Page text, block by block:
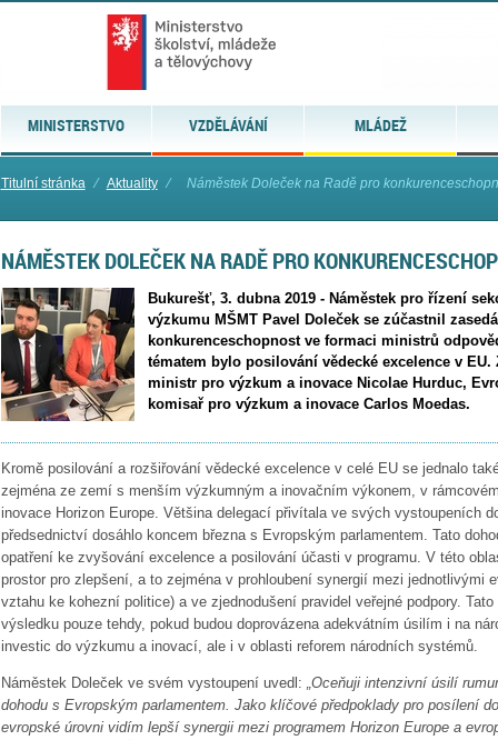
MINISTERSTVO VZDĚLÁVÁNÍ MLÁDEŽ
Titulní stránka ⁄ Aktuality ⁄ Náměstek Doleček na Radě pro
NÁMĚSTEK DOLEČEK NA RADĚ PRO
Bukurešť, 3. dubna 2019 - Náměstek pro řízení
výzkumu MŠMT Pavel Doleček se zúčastnil
konkurenceschopnost ve formaci ministrů
tématem bylo posilování vědecké excelence v
ministr pro výzkum a inovace Nicolae Hurduc,
komisař pro výzkum a inovace Carlos Moedas.
Kromě posilování a rozšiřování vědecké excelence v celé EU se jednalo
zejména ze zemí s menším výzkumným a inovačním výkonem, v
inovace Horizon Europe. Většina delegací přivítala ve svých vystoupeních
předsednictví dosáhlo koncem března s Evropským parlamentem. Tato
opatření ke zvyšování excelence a posilování účasti v programu. V této
prostor pro zlepšení, a to zejména v prohloubení synergií mezi jednotlivými
vztahu ke kohezní politice) a ve zjednodušení pravidel veřejné podpory.
výsledku pouze tehdy, pokud budou doprovázena adekvátním úsilím i na
investic do výzkumu a inovací, ale i v oblasti reforem národních systémů.
Náměstek Doleček ve svém vystoupení uvedl: „Oceňuji intenzivní úsilí
dohodu s Evropským parlamentem. Jako klíčové předpoklady pro posílení
evropské úrovni vidím lepší synergii mezi programem Horizon Europe a